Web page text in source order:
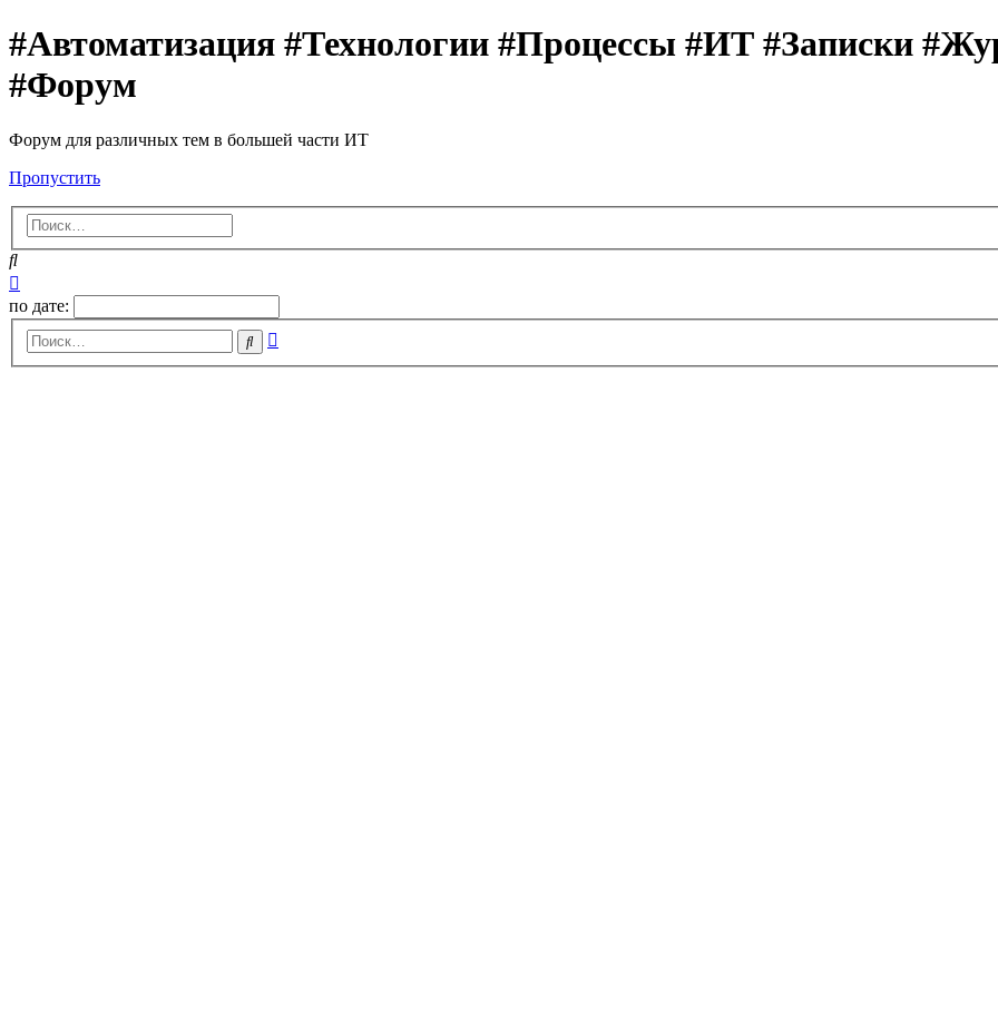
#Автоматизация #Технологии #Процессы #ИТ #Записки
#Форум
Форум для различных тем в большей части ИТ
Пропустить
Поиск
поиск
по дате:
Поиск